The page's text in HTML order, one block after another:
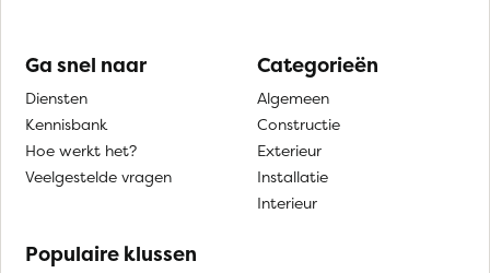
Ga snel naar
Diensten
Kennisbank
Hoe werkt het?
Veelgestelde vragen
Categorieën
Algemeen
Constructie
Exterieur
Installatie
Interieur
Populaire klussen